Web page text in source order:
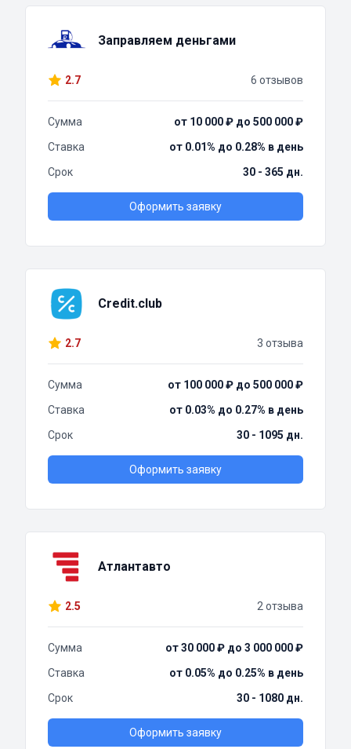
Заправляем деньгами
2.7 6 отзывов
Сумма
от 10 000 ₽ до 500 000 ₽
Ставка
от 0.01% до 0.28% в день
Срок
30 - 365 дн.
Оформить заявку
Credit.club
2.7 3 отзыва
Сумма
от 100 000 ₽ до 500 000 ₽
Ставка
от 0.03% до 0.27% в день
Срок
30 - 1095 дн.
Оформить заявку
Атлантавто
2.5 2 отзыва
Сумма
от 30 000 ₽ до 3 000 000 ₽
Ставка
от 0.05% до 0.25% в день
Срок
30 - 1080 дн.
Оформить заявку